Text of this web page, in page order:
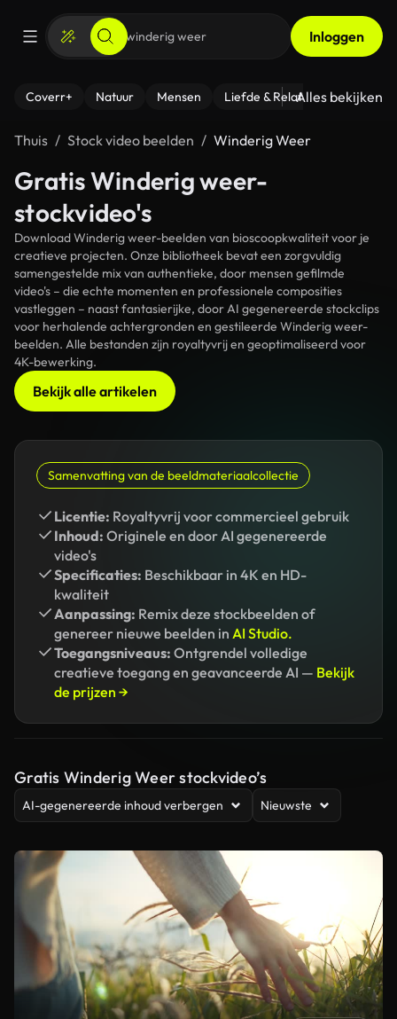
Inloggen
Coverr+ Natuur Mensen Liefde & Relaties - Fitness
Alles bekijken
Thuis Stock video beelden Winderig Weer
Gratis Winderig weer-
stockvideo's
Download Winderig weer-beelden van bioscoopkwaliteit voor je
creatieve projecten. Onze bibliotheek bevat een zorgvuldig
samengestelde mix van authentieke, door mensen gefilmde
video's – die echte momenten en professionele composities
vastleggen – naast fantasierijke, door AI gegenereerde stockclips
voor herhalende achtergronden en gestileerde Winderig weer-
beelden. Alle bestanden zijn royaltyvrij en geoptimaliseerd voor
4K-bewerking.
Bekijk alle artikelen
Samenvatting van de beeldmateriaalcollectie
Licentie: Royaltyvrij voor commercieel gebruik
Inhoud: Originele en door AI gegenereerde
video's
Specificaties: Beschikbaar in 4K en HD-
kwaliteit
Aanpassing: Remix deze stockbeelden of
genereer nieuwe beelden in AI Studio.
Toegangsniveaus: Ontgrendel volledige
creatieve toegang en geavanceerde AI — Bekijk
de prijzen →
Gratis Winderig Weer stockvideo’s
AI-gegenereerde inhoud verbergen Nieuwste